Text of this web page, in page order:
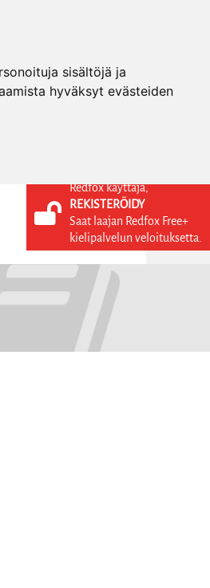
sisältöjä ja
hyväksyt evästeiden
KIRJAUDU SISÄÄN
REKISTERÖIDY
FI
Redfox käyttäjä,
REKISTERÖIDY
Saat laajan Redfox Free+
kielipalvelun veloituksetta.